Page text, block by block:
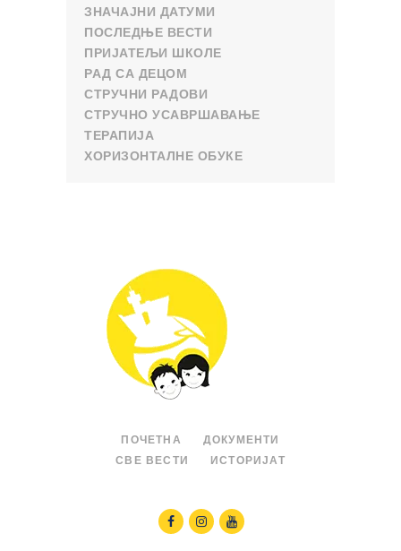
ЗНАЧАЈНИ ДАТУМИ
ПОСЛЕДЊЕ ВЕСТИ
ПРИЈАТЕЉИ ШКОЛЕ
РАД СА ДЕЦОМ
СТРУЧНИ РАДОВИ
СТРУЧНО УСАВРШАВАЊЕ
ТЕРАПИЈА
ХОРИЗОНТАЛНЕ ОБУКЕ
ПОЧЕТНА
ДОКУМЕНТИ
СВЕ ВЕСТИ
ИСТОРИЈАТ